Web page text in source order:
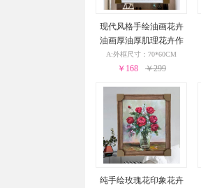
现代风格手绘油画花卉
油画厚油厚肌理花卉作
品PS环保外框现货现发2
4小时之内发货
A:外框尺寸：70*60CM
￥168 ￥299
纯手绘玫瑰花印象花卉